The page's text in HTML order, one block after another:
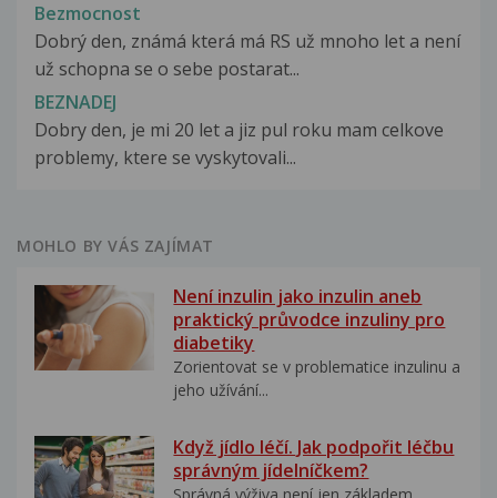
Bezmocnost
Dobrý den, známá která má RS už mnoho let a není
už schopna se o sebe postarat...
BEZNADEJ
Dobry den, je mi 20 let a jiz pul roku mam celkove
problemy, ktere se vyskytovali...
MOHLO BY VÁS ZAJÍMAT
Není inzulin jako inzulin aneb
praktický průvodce inzuliny pro
diabetiky
Zorientovat se v problematice inzulinu a
jeho užívání...
Když jídlo léčí. Jak podpořit léčbu
správným jídelníčkem?
Správná výživa není jen základem